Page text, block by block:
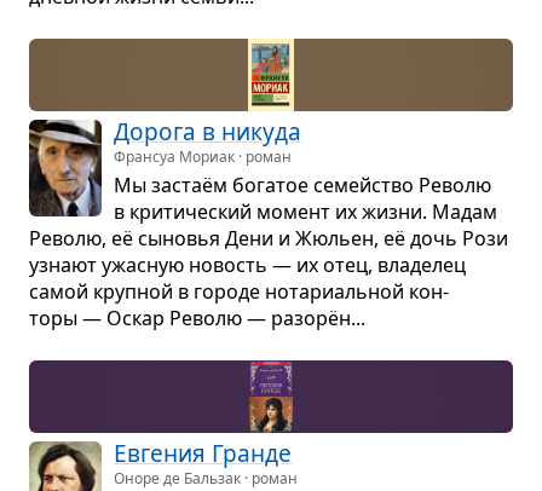
Дорога в никуда
Франсуа Мориак · роман
Мы застаём бога­тое семейство Револю
в кри­ти­че­ский момент их жизни. Мадам
Револю, её сыно­вья Дени и Жюльен, её дочь Рози
узнают ужас­ную новость — их отец, вла­де­лец
самой круп­ной в городе нота­ри­аль­ной кон­
торы — Оскар Револю — разорён...
Евге­ния Гранде
Оноре де Бальзак · роман